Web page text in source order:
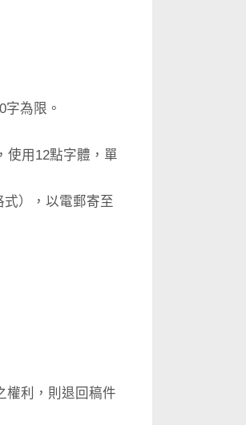
為限。
使用12點字體，單
），以電郵寄至
權利，則退回稿件